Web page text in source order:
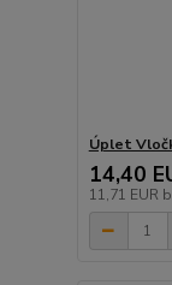
Úplet
14,40
11,71 EUR